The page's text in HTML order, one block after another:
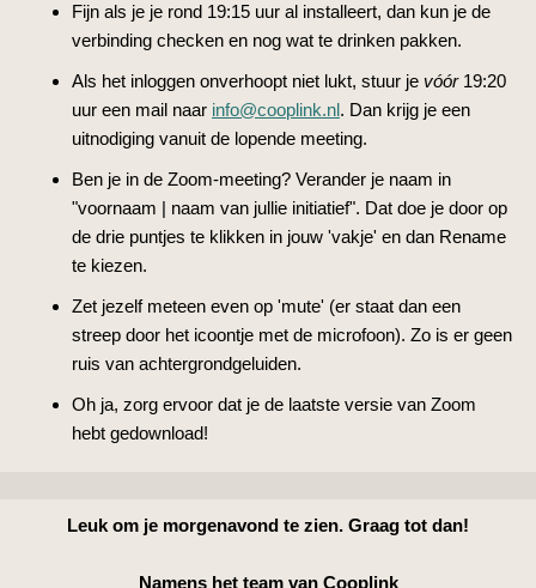
Fijn als je je rond 19:15 uur al installeert, dan kun je de
verbinding checken en nog wat te drinken pakken.
Als het inloggen onverhoopt niet lukt, stuur je vóór19:20
uur een mail naar info@cooplink.nl. Dan krijg je een
uitnodiging vanuit de lopende meeting.
Ben je in de Zoom-meeting? Verander je naam in
"voornaam | naam van jullie initiatief". Dat doe je door op
de drie puntjes te klikken in jouw 'vakje' en dan Rename
te kiezen.
Zet jezelf meteen even op 'mute' (er staat dan een
streep door het icoontje met de microfoon). Zo is er geen
ruis van achtergrondgeluiden.
Oh ja, zorg ervoor dat je de laatste versie van Zoom
hebt gedownload!
Leuk om je morgenavond te zien. Graag tot dan!
Namens het team van Cooplink